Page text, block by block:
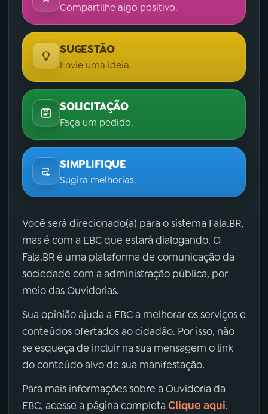
Compartilhe algo positivo.
SUGESTÃO
Envie uma ideia.
SOLICITAÇÃO
Faça um pedido.
SIMPLIFIQUE
Sugira melhorias.
Você será direcionado(a) para o sistema Fala.BR,
mas é com a EBC que estará dialogando. O
Fala.BR é uma plataforma de comunicação da
sociedade com a administração pública, por
meio das Ouvidorias.
Sua opinião ajuda a EBC a melhorar os serviços e
conteúdos ofertados ao cidadão. Por isso, não
se esqueça de incluir na sua mensagem o link
do conteúdo alvo de sua manifestação.
Para mais informações sobre a Ouvidoria da
EBC, acesse a página completa Clique aqui.